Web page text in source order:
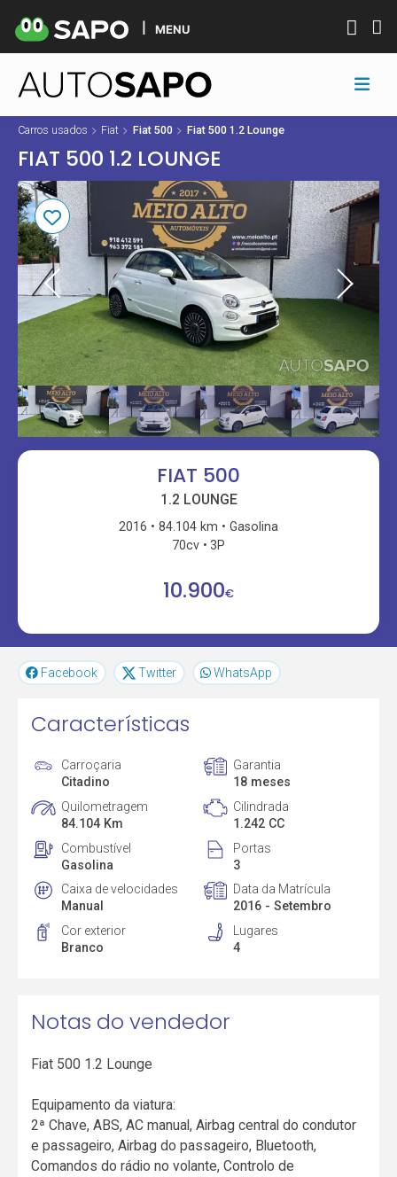
MENU
Carros usados Fiat Fiat 500 Fiat 500 1.2 Lounge
FIAT 500 1.2 LOUNGE
FIAT 500
1.2 LOUNGE
2016 84.104 km
Gasolina
70cv
3P
10.900€
Facebook Twitter WhatsApp
Características
Carroçaria
Citadino
Garantia
18 meses
Quilometragem
84.104 Km
Cilindrada
1.242 CC
Combustível
Gasolina
Portas
3
Caixa de velocidades
Manual
Data da Matrícula
2016 - Setembro
Cor exterior
Branco
Lugares
4
Notas do vendedor
Fiat 500 1.2 Lounge
Equipamento da viatura:
2ª Chave, ABS, AC manual, Airbag central do condutor
e passageiro, Airbag do passageiro, Bluetooth,
Comandos do rádio no volante, Controlo de